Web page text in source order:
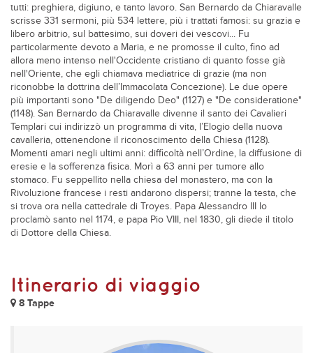
tutti: preghiera, digiuno, e tanto lavoro. San Bernardo da Chiaravalle
scrisse 331 sermoni, più 534 lettere, più i trattati famosi: su grazia e
libero arbitrio, sul battesimo, sui doveri dei vescovi... Fu
particolarmente devoto a Maria, e ne promosse il culto, fino ad
allora meno intenso nell'Occidente cristiano di quanto fosse già
nell'Oriente, che egli chiamava mediatrice di grazie (ma non
riconobbe la dottrina dell’Immacolata Concezione). Le due opere
più importanti sono "De diligendo Deo" (1127) e "De consideratione"
(1148). San Bernardo da Chiaravalle divenne il santo dei Cavalieri
Templari cui indirizzò un programma di vita, l’Elogio della nuova
cavalleria, ottenendone il riconoscimento della Chiesa (1128).
Momenti amari negli ultimi anni: difficoltà nell’Ordine, la diffusione di
eresie e la sofferenza fisica. Morì a 63 anni per tumore allo
stomaco. Fu seppellito nella chiesa del monastero, ma con la
Rivoluzione francese i resti andarono dispersi; tranne la testa, che
si trova ora nella cattedrale di Troyes. Papa Alessandro III lo
proclamò santo nel 1174, e papa Pio VIII, nel 1830, gli diede il titolo
di Dottore della Chiesa.
Itinerario di viaggio
8 Tappe